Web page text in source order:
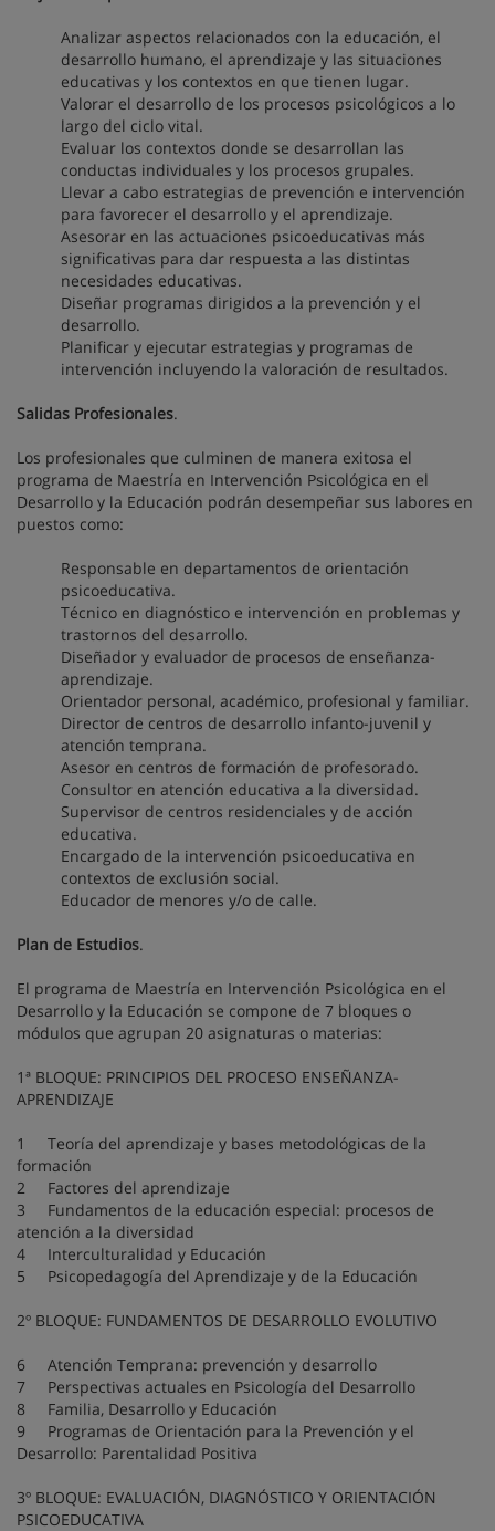
Analizar aspectos relacionados con la educación, el
desarrollo humano, el aprendizaje y las situaciones
educativas y los contextos en que tienen lugar.
Valorar el desarrollo de los procesos psicológicos a lo
largo del ciclo vital.
Evaluar los contextos donde se desarrollan las
conductas individuales y los procesos grupales.
Llevar a cabo estrategias de prevención e intervención
para favorecer el desarrollo y el aprendizaje.
Asesorar en las actuaciones psicoeducativas más
significativas para dar respuesta a las distintas
necesidades educativas.
Diseñar programas dirigidos a la prevención y el
desarrollo.
Planificar y ejecutar estrategias y programas de
intervención incluyendo la valoración de resultados.
Salidas Profesionales.
Los profesionales que culminen de manera exitosa el
programa de Maestría en Intervención Psicológica en el
Desarrollo y la Educación podrán desempeñar sus labores en
puestos como:
Responsable en departamentos de orientación
psicoeducativa.
Técnico en diagnóstico e intervención en problemas y
trastornos del desarrollo.
Diseñador y evaluador de procesos de enseñanza-
aprendizaje.
Orientador personal, académico, profesional y familiar.
Director de centros de desarrollo infanto-juvenil y
atención temprana.
Asesor en centros de formación de profesorado.
Consultor en atención educativa a la diversidad.
Supervisor de centros residenciales y de acción
educativa.
Encargado de la intervención psicoeducativa en
contextos de exclusión social.
Educador de menores y/o de calle.
Plan de Estudios.
El programa de Maestría en Intervención Psicológica en el
Desarrollo y la Educación se compone de 7 bloques o
módulos que agrupan 20 asignaturas o materias:
1ª BLOQUE: PRINCIPIOS DEL PROCESO ENSEÑANZA-
APRENDIZAJE
1 Teoría del aprendizaje y bases metodológicas de la
formación
2 Factores del aprendizaje
3 Fundamentos de la educación especial: procesos de
atención a la diversidad
4 Interculturalidad y Educación
5 Psicopedagogía del Aprendizaje y de la Educación
2º BLOQUE: FUNDAMENTOS DE DESARROLLO EVOLUTIVO
6 Atención Temprana: prevención y desarrollo
7 Perspectivas actuales en Psicología del Desarrollo
8 Familia, Desarrollo y Educación
9 Programas de Orientación para la Prevención y el
Desarrollo: Parentalidad Positiva
3º BLOQUE: EVALUACIÓN, DIAGNÓSTICO Y ORIENTACIÓN
PSICOEDUCATIVA